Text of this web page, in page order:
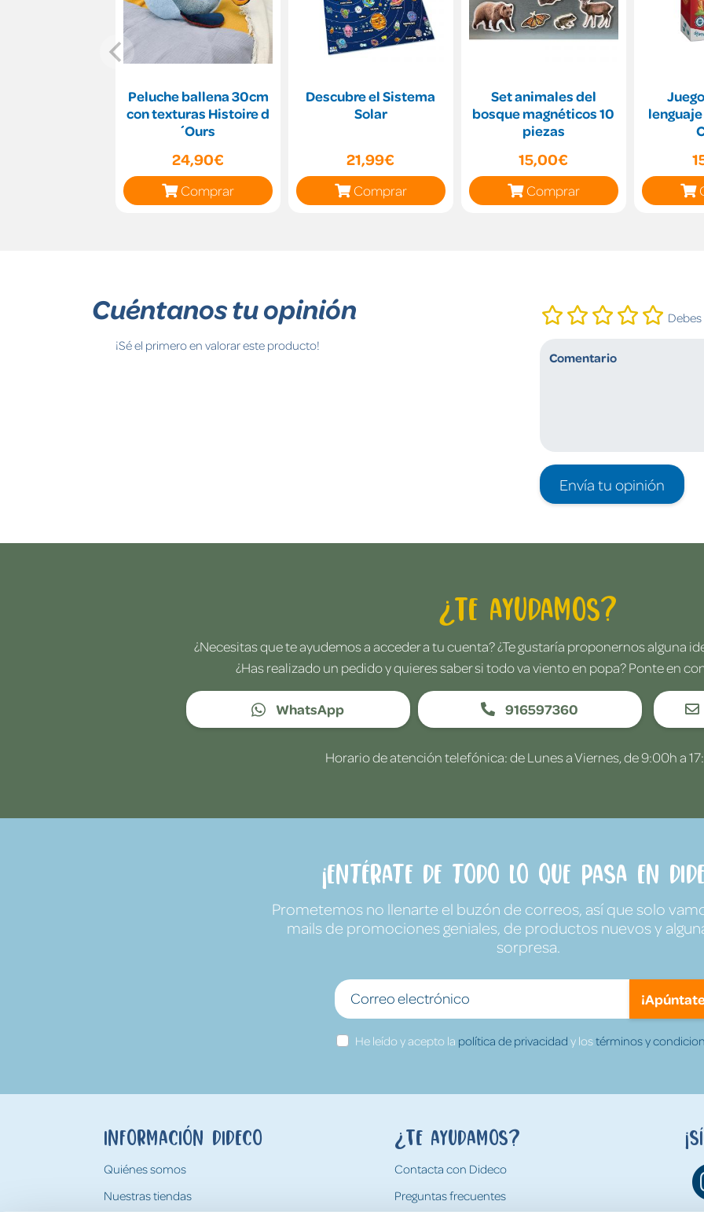
Peluche ballena 30cm
con texturas Histoire d
´Ours
24,90€
Comprar
Descubre el Sistema
Solar
21,99€
Comprar
Set animales del
bosque magnéticos 10
piezas
15,00€
Comprar
Cuéntanos tu opinión
¡Sé el primero en valorar este producto!
Envía tu opinión
¿Te ayudamos?
¿Necesitas que te ayudemos a acceder a tu cuenta? ¿Te gustaría proponernos alguna
¿Has realizado un pedido y quieres saber si todo va viento en popa? Ponte en
WhatsApp 916597360
Horario de atención telefónica: de Lunes a Viernes, de 9:00h a
¡Entérate de todo lo que pasa en
Prometemos no llenarte el buzón de correos, así que solo
mails de promociones geniales, de productos nuevos y
sorpresa.
He leído y acepto la política de privacidad y lostérminos y
Información Dideco
Quiénes somos
Nuestras tiendas
¿Te ayudamos?
Contacta con Dideco
Preguntas frecuentes